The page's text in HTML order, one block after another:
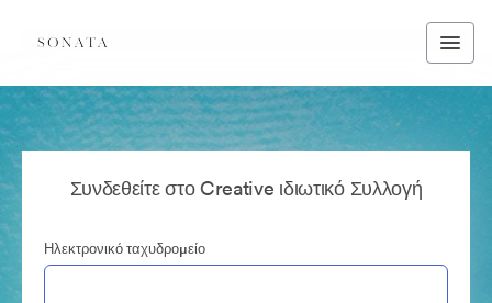
Συνδεθείτε στο Creative ιδιωτικό Συλλογή
Ηλεκτρονικό ταχυδρομείο